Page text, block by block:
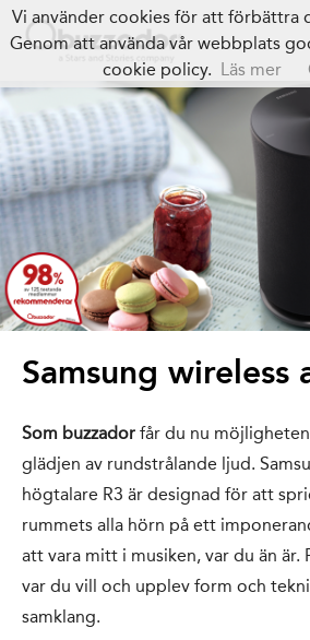
Samsung wireless
Som buzzador får du nu
glädjen av rundstrålande ljud.
högtalare R3 är designad för att
rummets alla hörn på ett
att vara mitt i musiken, var du än är.
var du vill och upplev form och
samklang.
Vi använder cookies för att förbättra
Genom att använda vår webbplats
cookie policy. Läs mer